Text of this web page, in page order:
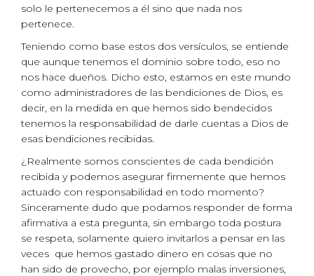
solo le pertenecemos a él sino que nada nos
pertenece.
Teniendo como base estos dos versículos, se entiende
que aunque tenemos el dominio sobre todo, eso no
nos hace dueños. Dicho esto, estamos en este mundo
como administradores de las bendiciones de Dios, es
decir, en la medida en que hemos sido bendecidos
tenemos la responsabilidad de darle cuentas a Dios de
esas bendiciones recibidas.
¿Realmente somos conscientes de cada bendición
recibida y podemos asegurar firmemente que hemos
actuado con responsabilidad en todo momento?
Sinceramente dudo que podamos responder de forma
afirmativa a esta pregunta, sin embargo toda postura
se respeta, solamente quiero invitarlos a pensar en las
veces que hemos gastado dinero en cosas que no
han sido de provecho, por ejemplo malas inversiones,